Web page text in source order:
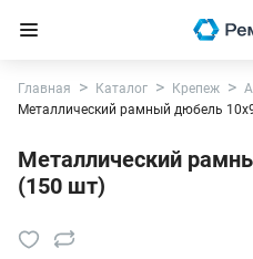
Главная Каталог Крепеж
Металлический рамный дюбель
Металлический
(150 шт)